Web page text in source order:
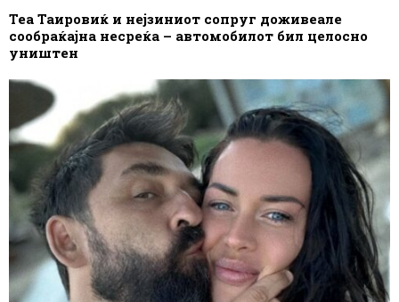
Теа Таировиќ и нејзиниот сопруг доживеале
сообраќајна несреќа – автомобилот бил целосно
уништен